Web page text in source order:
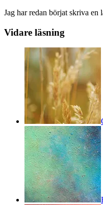
Jag har redan börjat skriva en
Vidare läsning